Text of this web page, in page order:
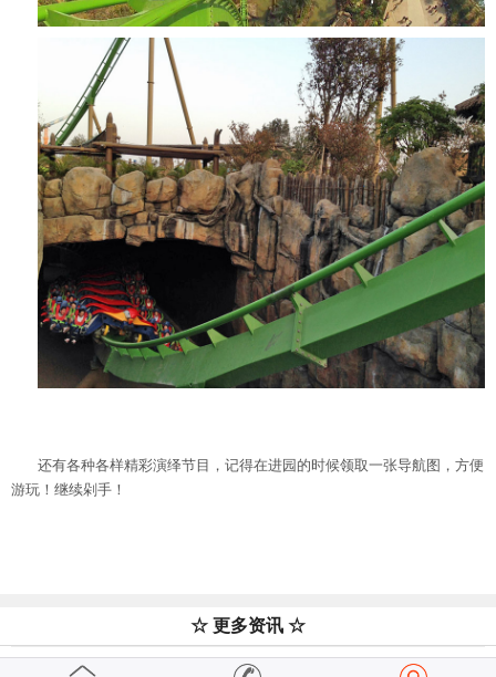
还有各种各样精彩演绎节目，记得在进园的时候领取一张导航图，方便
游玩！继续剁手！
☆ 更多资讯 ☆